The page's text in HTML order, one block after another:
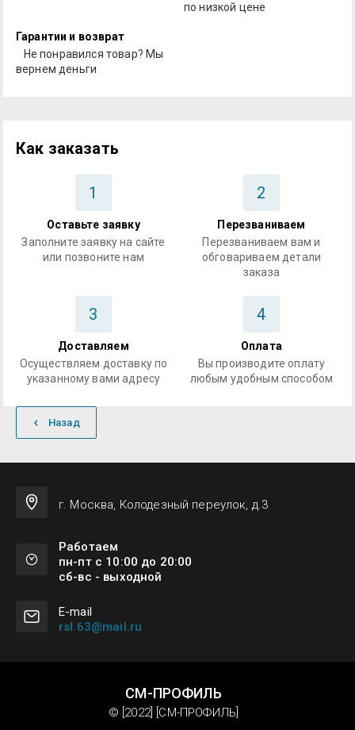
по низкой цене
Гарантии и возврат
Не понравился товар? Мы
вернем деньги
Как заказать
1
Оставьте заявку
Заполните заявку на сайте
или позвоните нам
2
Перезваниваем
Перезваниваем вам и
обговариваем детали
заказа
3
Доставляем
Осуществляем доставку по
указанному вами адресу
4
Оплата
Вы производите оплату
любым удобным способом
Назад
г. Москва, Колодезный переулок, д.3
Работаем
пн-пт с 10:00 до 20:00
сб-вс - выходной
Е-mail
rsl.63@mail.ru
СМ-ПРОФИЛЬ
© [2022] [СМ-ПРОФИЛЬ]